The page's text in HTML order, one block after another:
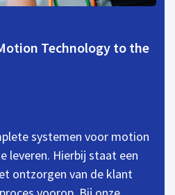
Technology to the
systemen voor motion
leveren. Hierbij staat een
ontzorgen van de klant